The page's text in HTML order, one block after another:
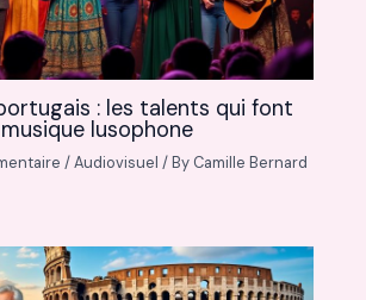
: les talents qui font
lusophone
/Audiovisuel / By Camille Bernard